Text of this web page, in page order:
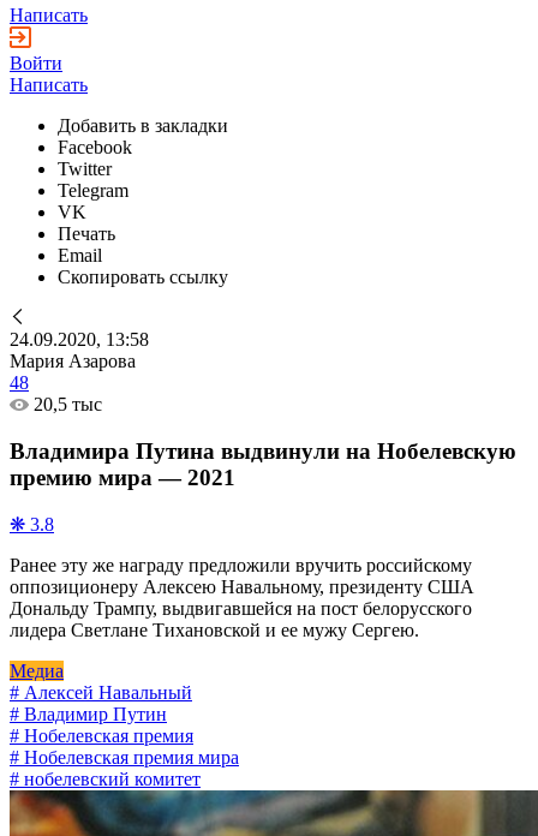
Написать
Войти
Написать
Добавить в закладки
Facebook
Twitter
Telegram
VK
Печать
Email
Скопировать ссылку
24.09.2020, 13:58
Мария Азарова
48
20,5 тыс
Владимира Путина выдвинули на Нобелевскую
премию мира — 2021
❋ 3.8
Ранее эту же награду предложили вручить российскому
оппозиционеру Алексею Навальному, президенту США
Дональду Трампу, выдвигавшейся на пост белорусского
лидера Светлане Тихановской и ее мужу Сергею.
Медиа
# Алексей Навальный
# Владимир Путин
# Нобелевская премия
# Нобелевская премия мира
# нобелевский комитет